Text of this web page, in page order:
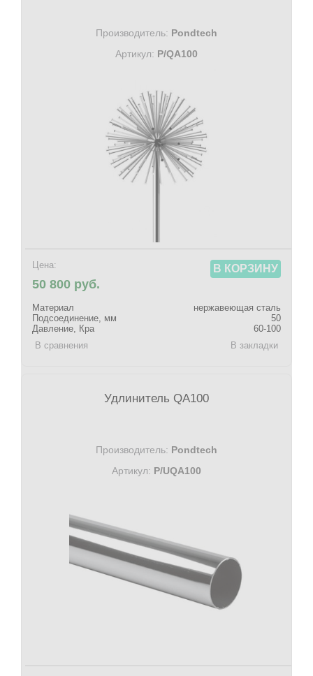
Производитель: Pondtech
Артикул: P/QA100
Цена:
50 800 руб.
В КОРЗИНУ
Материал
нержавеющая сталь
Подсоединение, мм
50
Давление, Кра
60-100
В сравнения
В закладки
Удлинитель QA100
Производитель: Pondtech
Артикул: P/UQA100